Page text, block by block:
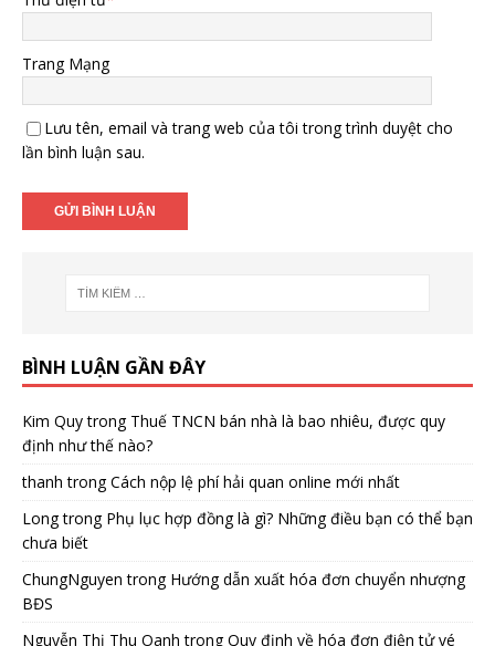
Trang Mạng
Lưu tên, email và trang web của tôi trong trình duyệt cho
lần bình luận sau.
BÌNH LUẬN GẦN ĐÂY
Kim Quytrong Thuế TNCN bán nhà là bao nhiêu, được quy
định như thế nào?
thanh trongCách nộp lệ phí hải quan online mới nhất
Longtrong Phụ lục hợp đồng là gì? Những điều bạn có thể bạn
chưa biết
ChungNguyen trong Hướng dẫn xuất hóa đơn chuyển nhượng
BĐS
Nguyễn Thị Thu Oanh trongQuy định về hóa đơn điện tử vé